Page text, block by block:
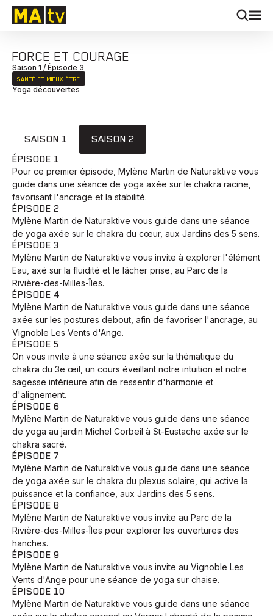
FORCE ET COURAGE
Saison 1 / Épisode 3
SANTÉ ET MIEUX‑ÊTRE
Yoga découvertes
SAISON 1
SAISON 2
ÉPISODE 1
Pour ce premier épisode, Mylène Martin de Naturaktive vous
guide dans une séance de yoga axée sur le chakra racine,
favorisant l'ancrage et la stabilité.
ÉPISODE 2
Mylène Martin de Naturaktive vous guide dans une séance
de yoga axée sur le chakra du cœur, aux Jardins des 5 sens.
ÉPISODE 3
Mylène Martin de Naturaktive vous invite à explorer l'élément
Eau, axé sur la fluidité et le lâcher prise, au Parc de la
Rivière-des-Milles-Îles.
ÉPISODE 4
Mylène Martin de Naturaktive vous guide dans une séance
axée sur les postures debout, afin de favoriser l'ancrage, au
Vignoble Les Vents d'Ange.
ÉPISODE 5
On vous invite à une séance axée sur la thématique du
chakra du 3e œil, un cours éveillant notre intuition et notre
sagesse intérieure afin de ressentir d'harmonie et
d'alignement.
ÉPISODE 6
Mylène Martin de Naturaktive vous guide dans une séance
de yoga au jardin Michel Corbeil à St-Eustache axée sur le
chakra sacré.
ÉPISODE 7
Mylène Martin de Naturaktive vous guide dans une séance
de yoga axée sur le chakra du plexus solaire, qui active la
puissance et la confiance, aux Jardins des 5 sens.
ÉPISODE 8
Mylène Martin de Naturaktive vous invite au Parc de la
Rivière-des-Milles-Îles pour explorer les ouvertures des
hanches.
ÉPISODE 9
Mylène Martin de Naturaktive vous invite au Vignoble Les
Vents d'Ange pour une séance de yoga sur chaise.
ÉPISODE 10
Mylène Martin de Naturaktive vous guide dans une séance